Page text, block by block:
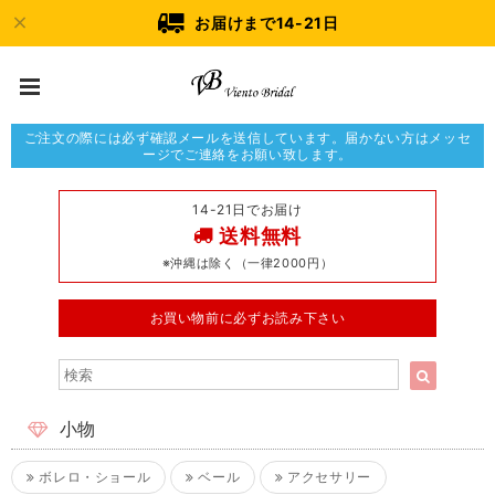
お届けまで14-21日
ご注文の際には必ず確認メールを送信しています。届かない方はメッセ
ージでご連絡をお願い致します。
14-21日でお届け
送料無料
※沖縄は除く（一律2000円）
お買い物前に必ずお読み下さい
小物
ボレロ・ショール ベール アクセサリー